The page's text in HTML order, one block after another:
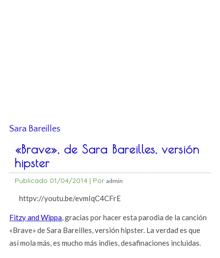
Sara Bareilles
«Brave», de Sara Bareilles, versión
hipster
Publicado 01/04/2014 | Por admin
httpv://youtu.be/evmIqC4CFrE
Fitzy and Wippa, gracias por hacer esta parodia de la canción
«Brave» de Sara Bareilles, versión hipster. La verdad es que
así mola más, es mucho más indies, desafinaciones incluidas.